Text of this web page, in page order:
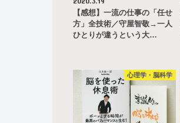
【感想】一流の仕事の「任せ
方」全技術／守屋智敬→一人
ひとりが違うという大…
心理学・脳科学